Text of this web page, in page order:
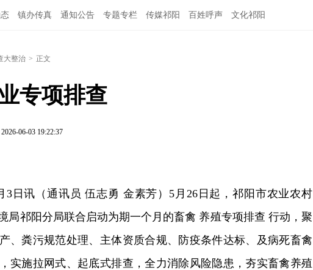
镇办传真 通知公告 专题专栏 传媒祁阳 百姓呼声 文化祁阳
大整治 > 正文
专项排查
2026-06-03 19:22:37
3日讯（通讯员 伍志勇 金素芳）5月26日起，祁阳市农业农村
局祁阳分局联合启动为期一个月的畜禽 养殖专项排查 行动，聚
、粪污规范处理、主体资质合规、防疫条件达标、及病死畜禽
实施拉网式、起底式排查，全力消除风险隐患，夯实畜禽养殖